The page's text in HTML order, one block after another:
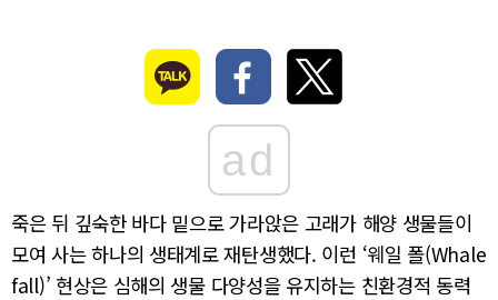
ad
죽은 뒤 깊숙한 바다 밑으로 가라앉은 고래가 해양 생물들이
모여 사는 하나의 생태계로 재탄생했다. 이런 ‘웨일 폴(Whale
fall)’ 현상은 심해의 생물 다양성을 유지하는 친환경적 동력